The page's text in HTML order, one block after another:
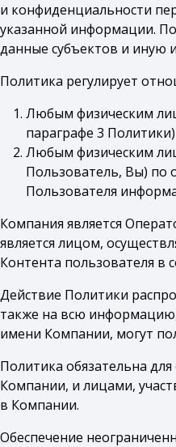
и конфиденциальности
указанной информации.
данные субъектов и иную
Политика регулирует
Любым физическим
параграфе 3
Любым физическим
Пользователь, Вы) по
Пользователя
Компания является
является лицом,
Контента пользователя в
Действие Политики
также на всю
имени Компании, могут
Политика обязательна
Компании, и лицами,
в Компании.
Обеспечение